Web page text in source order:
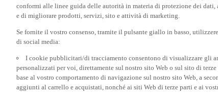
conformi alle linee guida delle autorità in materia di protezione dei
e di migliorare prodotti, servizi, sito e attività di marketing.
Se fornite il vostro consenso, tramite il pulsante giallo in basso,
di social media:
I cookie pubblicitari/di tracciamento consentono di visualizzare gli
personalizzati per voi, direttamente sul nostro sito Web o sul sito di
base al vostro comportamento di navigazione sul nostro sito Web, a
aggiunti al carrello e acquistati, nonché ai siti Web di terze parti e ai